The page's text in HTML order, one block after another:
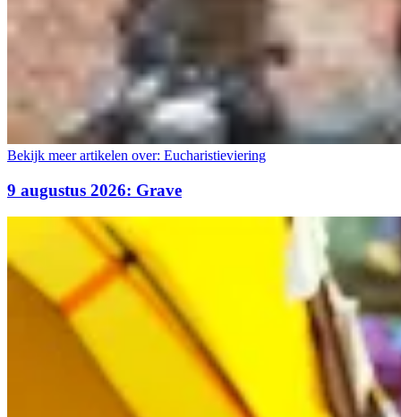
Bekijk meer artikelen over: Eucharistieviering
9 augustus 2026: Grave